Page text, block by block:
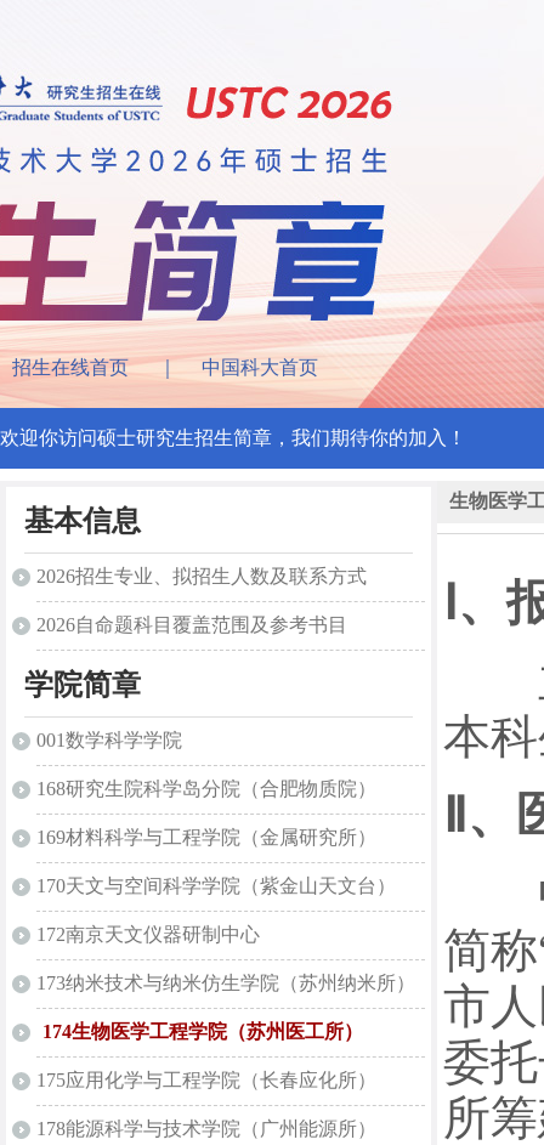
招生在线首页 ｜ 中国科大首页
欢迎你访问硕士研究生招生简章，我们期待你的加入！
基本信息
2026招生专业、拟招生人数及联系方式
2026自命题科目覆盖范围及参考书目
学院简章
001数学科学学院
168研究生院科学岛分院（合肥物质院）
169材料科学与工程学院（金属研究所）
170天文与空间科学学院（紫金山天文台）
172南京天文仪器研制中心
173纳米技术与纳米仿生学院（苏州纳米所）
174生物医学工程学院（苏州医工所）
175应用化学与工程学院（长春应化所）
178能源科学与技术学院（广州能源所）
生物医学
Ⅰ、
主
本
Ⅱ
中
简
市
委
所